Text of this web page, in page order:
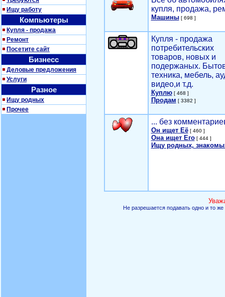
Ищу работу
Компьютеры
Купля - продажа
Ремонт
Посетите сайт
Бизнесс
Деловые предложения
Услуги
Разное
Ищу родных
Прочее
купля, продажа,
Машины[ 698 ]
Купля - продажа
потребительских
товаров, новых и
подержаных.
техника, мебель,
видео,и т.д.
Куплю[ 468 ]
Продам [ 3382 ]
... без
Он ищет Её[ 460 ]
Она ищет Его[ 444 ]
Ищу родных,
Не разрешается подавать одно и то